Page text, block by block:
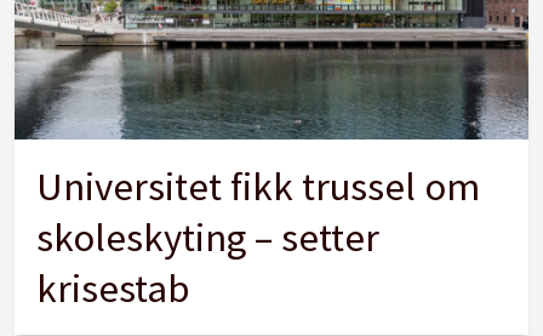
Universitet fikk trussel om
skoleskyting – setter
krisestab